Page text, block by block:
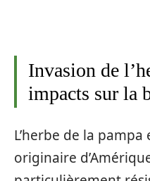
Invasion de
impacts sur la
L’herbe de la
originaire